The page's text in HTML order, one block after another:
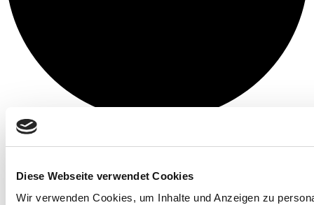
Diese Webseite verwendet Cookies
Wir verwenden Cookies, um Inhalte und Anzeigen zu